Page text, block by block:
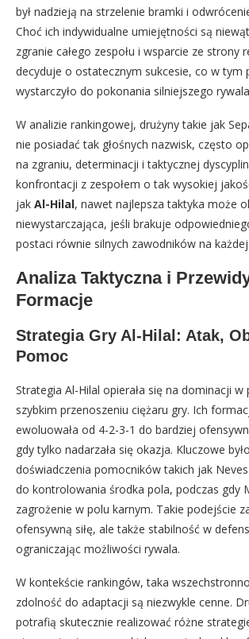
był nadzieją na strzelenie bramki i
Choć ich indywidualne umiejętności są
zgranie całego zespołu i wsparcie ze strony
decyduje o ostatecznym sukcesie, co w tym
wystarczyło do pokonania silniejszego
W analizie rankingowej, drużyny takie jak
nie posiadać tak głośnych nazwisk, często
na zgraniu, determinacji i taktycznej
konfrontacji z zespołem o tak wysokiej
jak Al-Hilal, nawet najlepsza taktyka może
niewystarczająca, jeśli brakuje
postaci równie silnych zawodników na
Analiza Taktyczna i
Formacje
Strategia Gry Al-Hilal: Atak,
Pomoc
Strategia Al-Hilal opierała się na dominacji w
szybkim przenoszeniu ciężaru gry. Ich
ewoluowała od 4-2-3-1 do bardziej
gdy tylko nadarzała się okazja. Kluczowe
doświadczenia pomocników takich jak
do kontrolowania środka pola, podczas gdy
zagrożenie w polu karnym. Takie podejście
ofensywną siłę, ale także stabilność w
ograniczając możliwości rywala.
W kontekście rankingów, taka
zdolność do adaptacji są niezwykle cenne.
potrafią skutecznie realizować różne